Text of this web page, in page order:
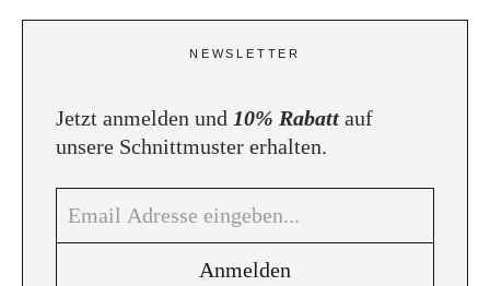
NEWSLETTER
Jetzt anmelden und 10% Rabatt auf
unsere Schnittmuster erhalten.